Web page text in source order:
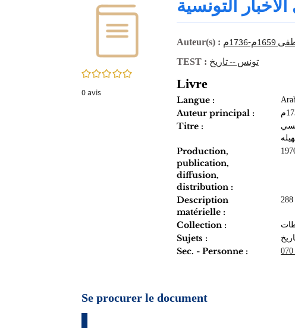
0/5
0avis
التونسية
Auteur(s) :
TEST : تونس -- تاريخ
Livre
Langue :
Auteur principal :
Titre :
Production,
publication,
diffusion,
distribution :
Description
matérielle :
Collection :
Sujets :
Sec. - Personne :
Se procurer le document